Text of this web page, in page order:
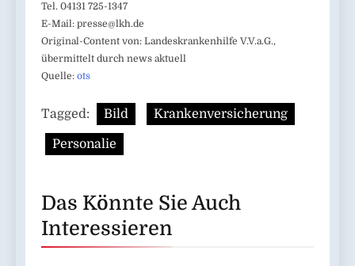
Tel. 04131 725-1347
E-Mail: presse@lkh.de
Original-Content von: Landeskrankenhilfe V.V.a.G.,
übermittelt durch news aktuell
Quelle: ots
Tagged: Bild Krankenversicherung
Personalie
Das Könnte Sie Auch
Interessieren